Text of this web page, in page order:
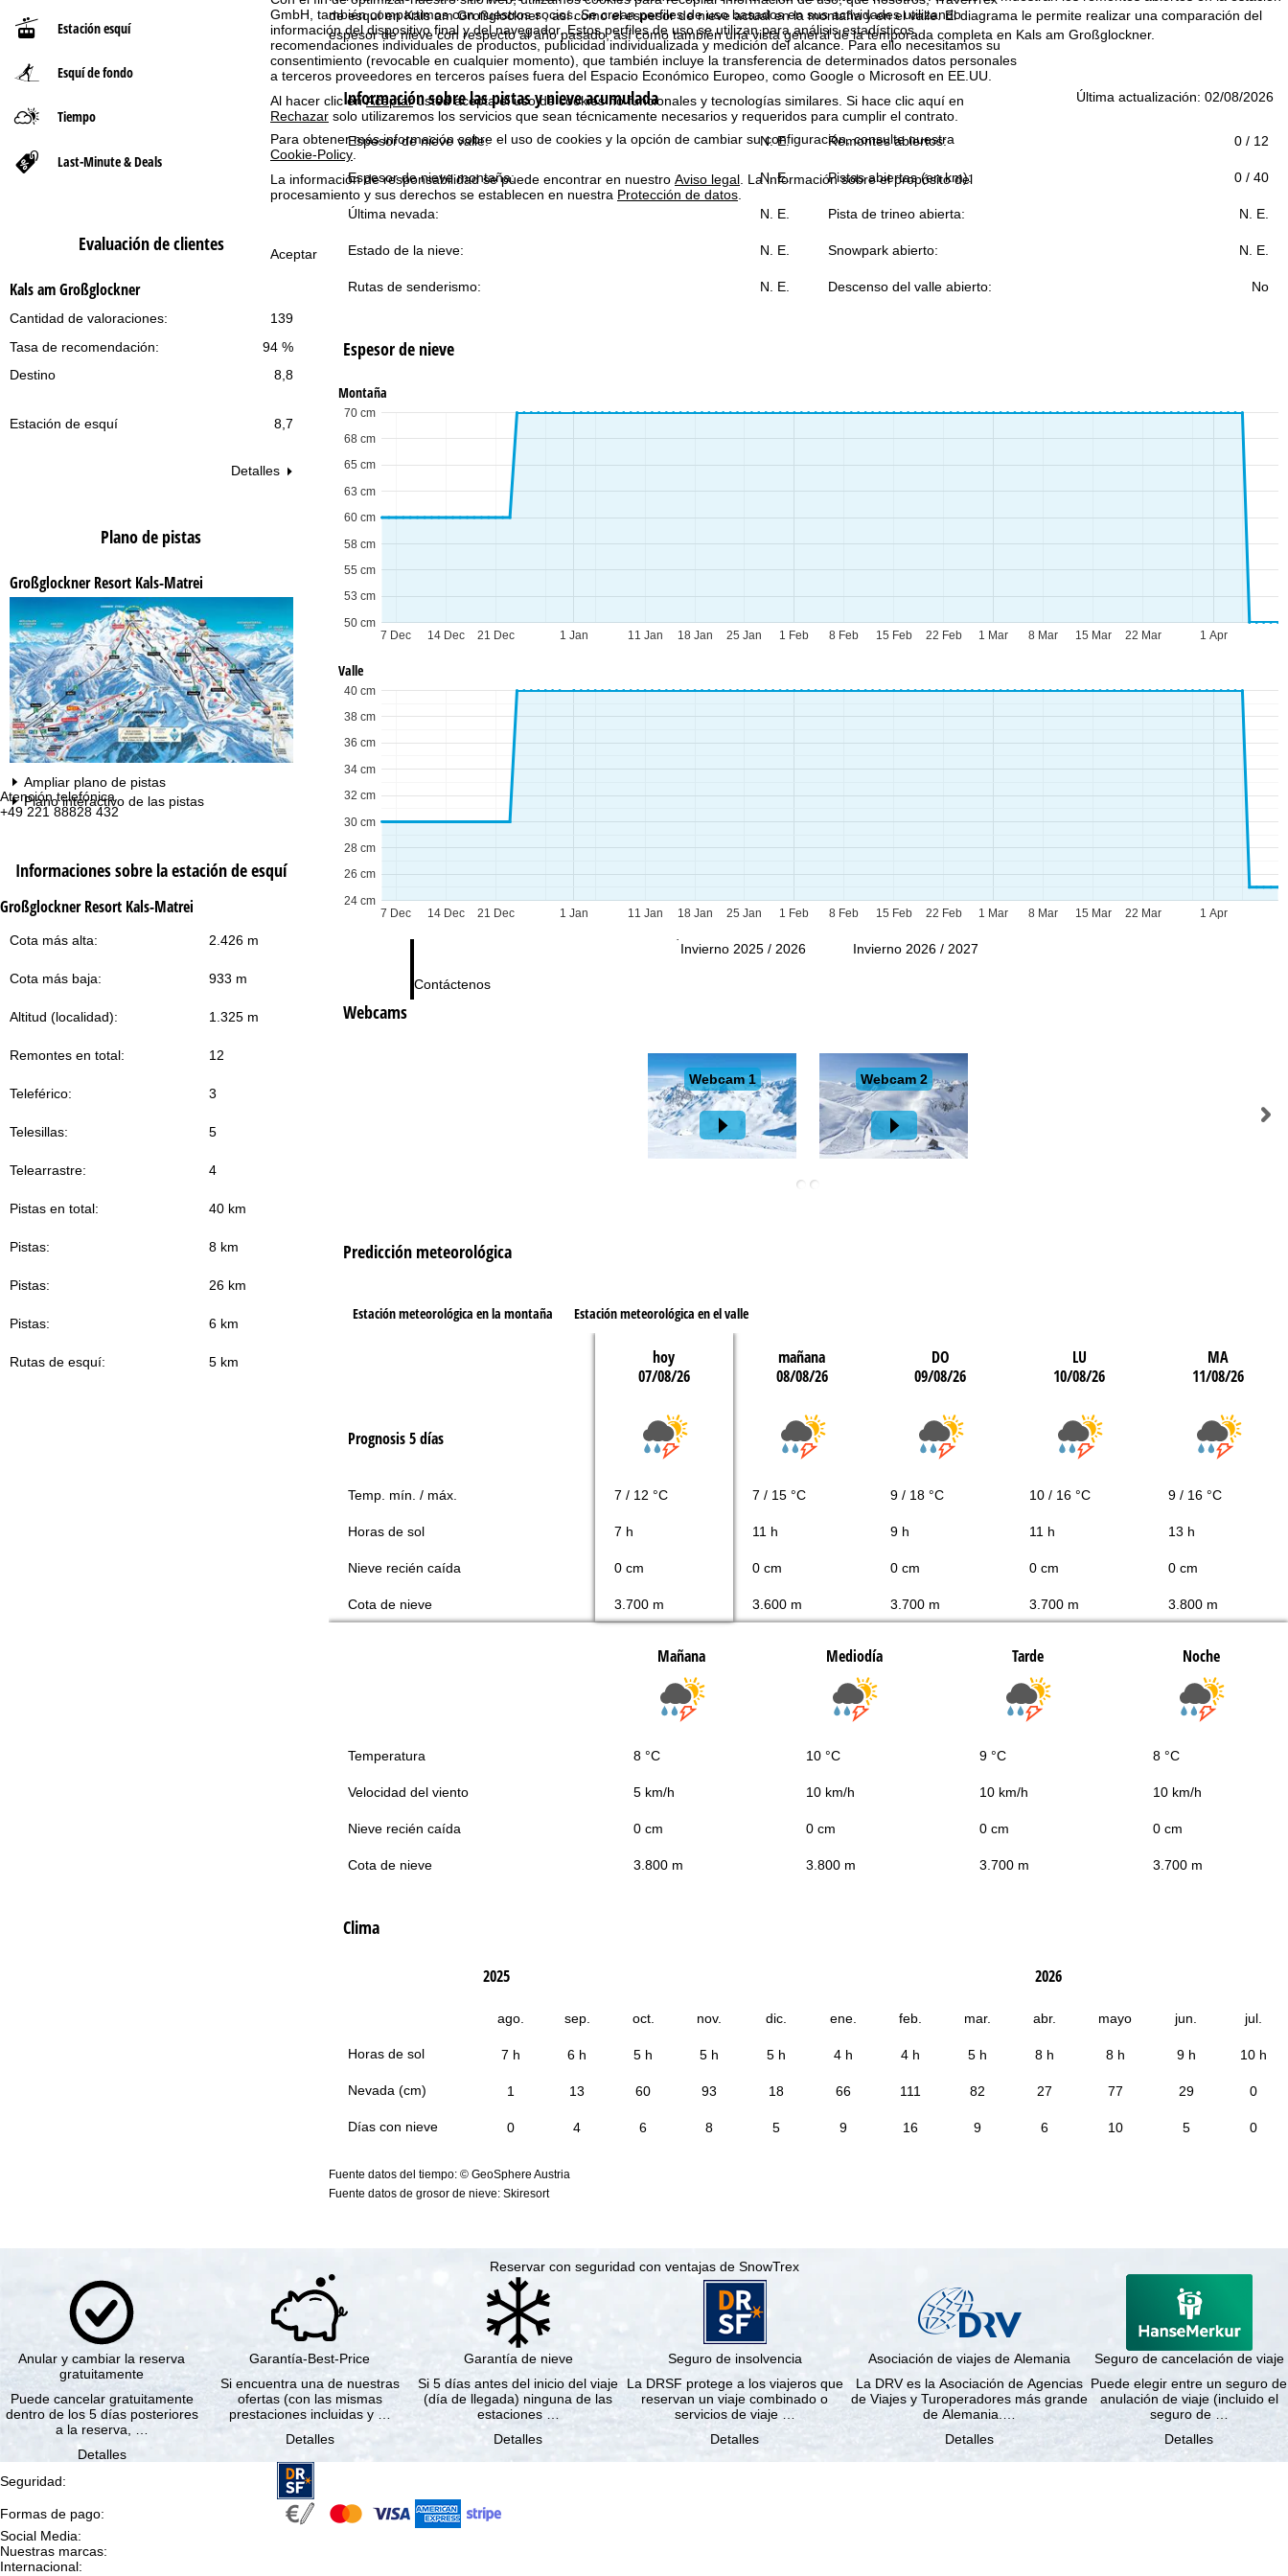
GmbH, también compartimos con nuestros socios. Se crean perfiles de uso basados en sus actividades utilizando
información del dispositivo final y del navegador. Estos perfiles de uso se utilizan para análisis estadísticos,
recomendaciones individuales de productos, publicidad individualizada y medición del alcance. Para ello necesitamos su
consentimiento (revocable en cualquier momento), que también incluye la transferencia de determinados datos personales
a terceros proveedores en terceros países fuera del Espacio Económico Europeo, como Google o Microsoft en EE.UU.
Al hacer clic enAceptarusted acepta el uso de cookies no funcionales y tecnologías similares. Si hace clic aquí en
Rechazar solo utilizaremos los servicios que sean técnicamente necesarios y requeridos para cumplir el contrato.
Para obtener más información sobre el uso de cookies y la opción de cambiar su configuración, consulte nuestra
Cookie-Policy.
La información de responsabilidad se puede encontrar en nuestro Aviso legal. La información sobre el propósito del
procesamiento y sus derechos se establecen en nuestra Protección de datos.
Aceptar
Atención telefónica
+49 221 88828 432
Tenemos abierto (GMT):
vie.:
Contáctenos
Ayuda
Estación esquí
Esquí de fondo
Tiempo
Last-Minute & Deals
Evaluación de clientes
Kals am Großglockner
139
Cantidad de valoraciones:
94 %
Tasa de recomendación:
Destino
8,8
Estación de esquí 8,7
Detalles
Plano de pistas
Großglockner Resort Kals-Matrei
Ampliar plano de pistas
Plano interactivo de las pistas
Informaciones sobre la estación de esquí
Großglockner Resort Kals-Matrei
Cota más alta: 2.426 m
Cota más baja: 933 m
Altitud (localidad): 1.325 m
Remontes en total: 12
Teleférico: 3
Telesillas: 5
Telearrastre: 4
Pistas en total: 40 km
Pistas: 8 km
Pistas: 26 km
Pistas: 6 km
Rutas de esquí: 5 km
n
a
p
r
i
p
a
de esquí en Kals am Großglockner , así como el espesor de nieve actual en la montaña y en el valle. El diagrama le permite realizar una comparación del
espesor de nieve con respecto al año pasado, así como también una vista general de la temporada completa en Kals am Großglockner.
Información sobre las pistas y nieve acumulada Última actualización: 02/08/2026
Espesor de nieve valle: N. E. Remontes abiertos: 0 / 12
Espesor de nieve montaña: N. E. Pistas abiertas (en km): 0 / 40
Última nevada: N. E. Pista de trineo abierta: N. E.
Estado de la nieve: N. E. Snowpark abierto: N. E.
Rutas de senderismo: N. E. Descenso del valle abierto: No
Espesor de nieve
Montaña
1 Jan 1 Feb 1 Mar 1 Apr
7 Dec 14 Dec 21 Dec 11 Jan 18 Jan 25 Jan 8 Feb 15 Feb 22 Feb 8 Mar 15 Mar 22 Mar
50 cm
53 cm
55 cm
58 cm
60 cm
63 cm
65 cm
68 cm
70 cm
Valle
1 Jan 1 Feb 1 Mar 1 Apr
7 Dec 14 Dec 21 Dec 11 Jan 18 Jan 25 Jan 8 Feb 15 Feb 22 Feb 8 Mar 15 Mar 22 Mar
24 cm
26 cm
28 cm
30 cm
32 cm
34 cm
36 cm
38 cm
40 cm
Invierno 2025 / 2026 Invierno 2026 / 2027
Webcams
Predicción meteorológica
Estación meteorológica en la montaña Estación meteorológica en el valle
hoy
07/08/26
mañana
08/08/26
DO
09/08/26
LU
10/08/26
MA
11/08/26
Prognosis 5 días
Temp. mín. / máx. 7 / 12 °C 7 / 15 °C 9 / 18 °C 10 / 16 °C 9 / 16 °C
Horas de sol 7 h 11 h 9 h 11 h 13 h
Nieve recién caída 0 cm 0 cm 0 cm 0 cm 0 cm
Cota de nieve 3.700 m 3.600 m 3.700 m 3.700 m 3.800 m
Mañana Mediodía Tarde Noche
Temperatura 8 °C 10 °C 9 °C 8 °C
Velocidad del viento 5 km/h 10 km/h 10 km/h 10 km/h
Nieve recién caída 0 cm 0 cm 0 cm 0 cm
Cota de nieve 3.800 m 3.800 m 3.700 m 3.700 m
Clima
Horas de sol
Nevada (cm)
Días con nieve
2025 2026
ago. sep. oct. nov. dic. ene. feb. mar. abr. mayo jun. jul.
7 h 6 h 5 h 5 h 5 h 4 h 4 h 5 h 8 h 8 h 9 h 10 h
1 13 60 93 18 66 111 82 27 77 29 0
0 4 6 8 5 9 16 9 6 10 5 0
Fuente datos del tiempo: © GeoSphere Austria
Fuente datos de grosor de nieve: Skiresort
Reservar con seguridad con ventajas de SnowTrex
Anular y cambiar la reserva
gratuitamente
Puede cancelar gratuitamente
dentro de los 5 días posteriores
a la reserva, …
Detalles
Garantía-Best-Price
Si encuentra una de nuestras
ofertas (con las mismas
prestaciones incluidas y …
Detalles
Garantía de nieve
Si 5 días antes del inicio del viaje
(día de llegada) ninguna de las
estaciones …
Detalles
Seguro de insolvencia
La DRSF protege a los viajeros que
reservan un viaje combinado o
servicios de viaje …
Detalles
Asociación de viajes de Alemania
La DRV es la Asociación de Agencias
de Viajes y Turoperadores más grande
de Alemania.…
Detalles
Seguro de cancelación de viaje
Puede elegir entre un seguro de
anulación de viaje (incluido el
seguro de …
Detalles
Seguridad:
Formas de pago:
Social Media:
Nuestras marcas:
Internacional: